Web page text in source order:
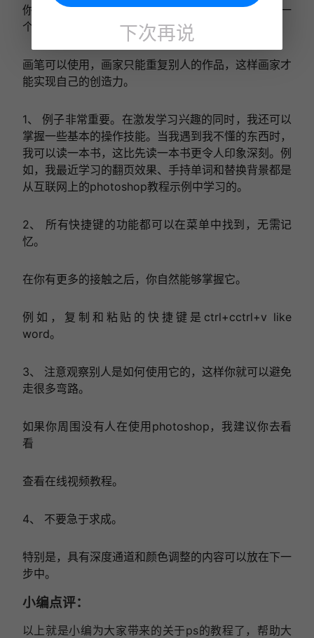
你是否有扎实的艺术基础是影响未来平面设计水平的一
个重要因素。photoshop只是一个强大的工具。
画笔可以使用，画家只能重复别人的作品，这样画家才
能实现自己的创造力。
1、 例子非常重要。在激发学习兴趣的同时，我还可以
掌握一些基本的操作技能。当我遇到我不懂的东西时，
我可以读一本书，这比先读一本书更令人印象深刻。例
如，我最近学习的翻页效果、手持单词和替换背景都是
从互联网上的photoshop教程示例中学习的。
2、 所有快捷键的功能都可以在菜单中找到，无需记
忆。
在你有更多的接触之后，你自然能够掌握它。
例如，复制和粘贴的快捷键是ctrl+cctrl+v like
word。
3、 注意观察别人是如何使用它的，这样你就可以避免
走很多弯路。
如果你周围没有人在使用photoshop，我建议你去看
看
查看在线视频教程。
4、 不要急于求成。
特别是，具有深度通道和颜色调整的内容可以放在下一
步中。
小编点评：
以上就是小编为大家带来的关于ps的教程了，帮助大
下次再说